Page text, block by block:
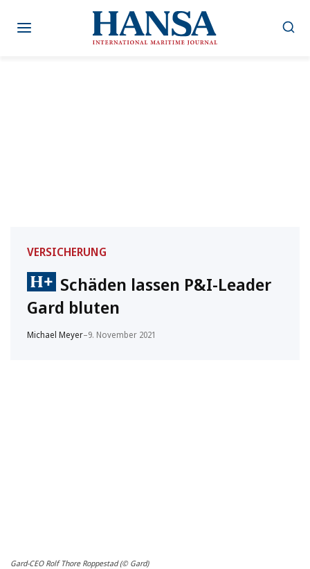
Inhalt
VERSICHERUNG
Schäden lassen P&I-Leader
Gard bluten
Michael Meyer–9. November 2021
Gard-CEO Rolf Thore Roppestad (© Gard)